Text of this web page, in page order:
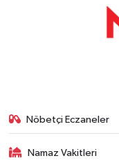
Nöbetçi Eczaneler
Namaz Vakitleri